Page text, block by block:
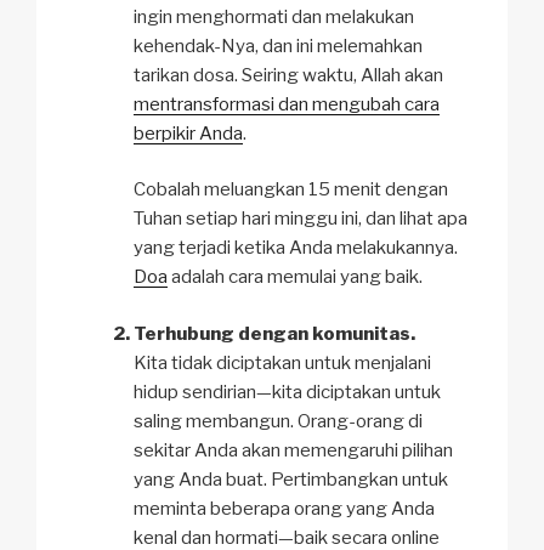
ingin menghormati dan melakukan
kehendak-Nya, dan ini melemahkan
tarikan dosa. Seiring waktu, Allah akan
mentransformasi dan mengubah cara
berpikir Anda.
Cobalah meluangkan 15 menit dengan
Tuhan setiap hari minggu ini, dan lihat apa
yang terjadi ketika Anda melakukannya.
Doa adalah cara memulai yang baik.
Terhubung dengan komunitas.
Kita tidak diciptakan untuk menjalani
hidup sendirian—kita diciptakan untuk
saling membangun. Orang-orang di
sekitar Anda akan memengaruhi pilihan
yang Anda buat. Pertimbangkan untuk
meminta beberapa orang yang Anda
kenal dan hormati—baik secara online